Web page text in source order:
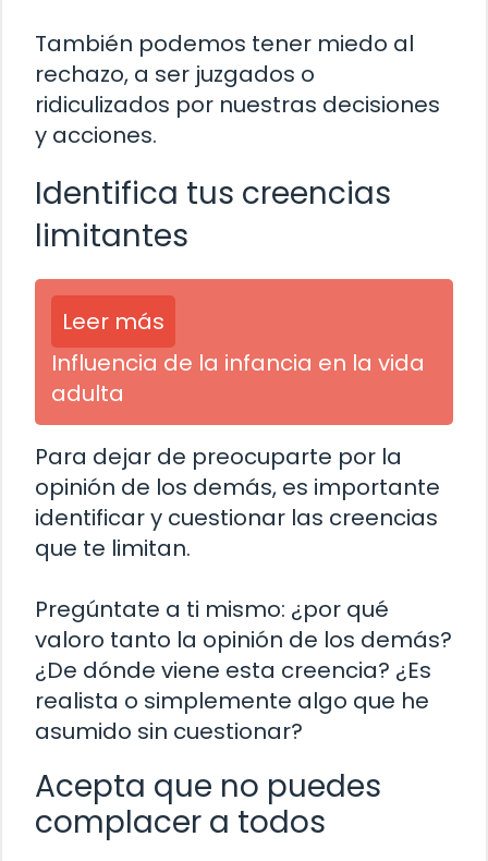
También podemos tener miedo al
rechazo, a ser juzgados o
ridiculizados por nuestras decisiones
y acciones.
Identifica tus creencias
limitantes
Leer más
Influencia de la infancia en la vida
adulta
Para dejar de preocuparte por la
opinión de los demás, es importante
identificar y cuestionar las creencias
que te limitan.
Pregúntate a ti mismo: ¿por qué
valoro tanto la opinión de los demás?
¿De dónde viene esta creencia? ¿Es
realista o simplemente algo que he
asumido sin cuestionar?
Acepta que no puedes
complacer a todos